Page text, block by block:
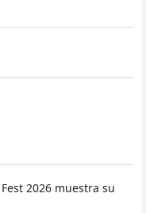
2026 muestra su